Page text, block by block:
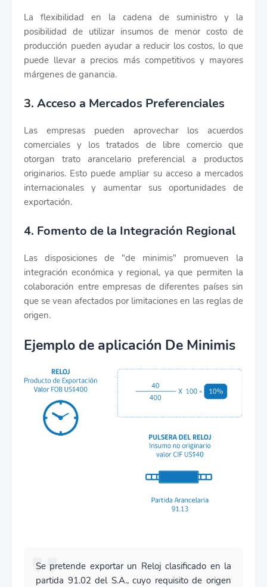
La flexibilidad en la cadena de suministro y la
posibilidad de utilizar insumos de menor costo de
producción pueden ayudar a reducir los costos, lo que
puede llevar a precios más competitivos y mayores
márgenes de ganancia.
3. Acceso a Mercados Preferenciales
Las empresas pueden aprovechar los acuerdos
comerciales y los tratados de libre comercio que
otorgan trato arancelario preferencial a productos
originarios. Esto puede ampliar su acceso a mercados
internacionales y aumentar sus oportunidades de
exportación.
4. Fomento de la Integración Regional
Las disposiciones de "de minimis" promueven la
integración económica y regional, ya que permiten la
colaboración entre empresas de diferentes países sin
que se vean afectados por limitaciones en las reglas de
origen.
Ejemplo de aplicación De Minimis
Se pretende exportar un Reloj clasificado en la
partida 91.02 del S.A., cuyo requisito de origen